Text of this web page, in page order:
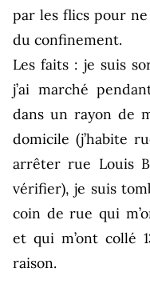
par les flics pour
du confinement.
Les faits : je suis
j’ai marché
dans un rayon de
domicile (j’habite
arrêter rue Louis
vérifier), je suis
coin de rue qui
et qui m’ont collé
raison.